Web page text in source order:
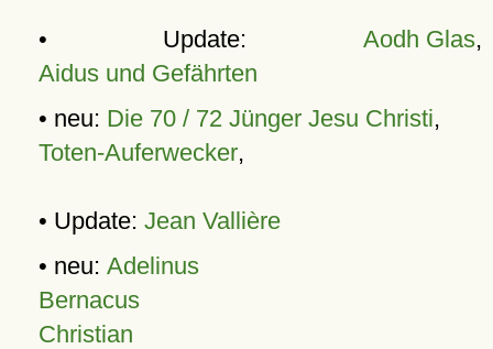
• Update: Aodh Glas,
Aidus und Gefährten
• neu: Die 70 / 72 Jünger Jesu Christi,
Toten-Auferwecker,
• Update: Jean Vallière
• neu: Adelinus
Bernacus
Christian